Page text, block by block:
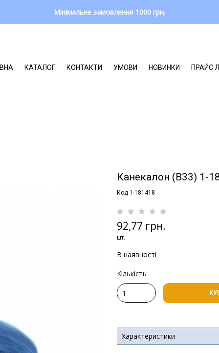
Мінімальне замовлення 1000 грн.
КАТАЛОГ КОНТАКТИ УМОВИ НОВИНКИ ПРАЙС
Канекалон (В33) 1-
Код 1-181418
92,77 грн.
шт.
В наявності
Кількість
Характеристики